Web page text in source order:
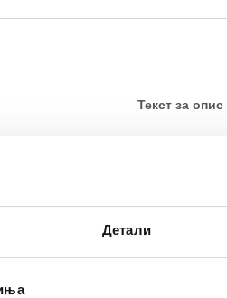
Детали
Текст за опис
CALEFFI,
КОД ВО